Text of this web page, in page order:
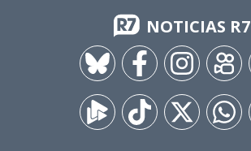
NOTICIAS R7